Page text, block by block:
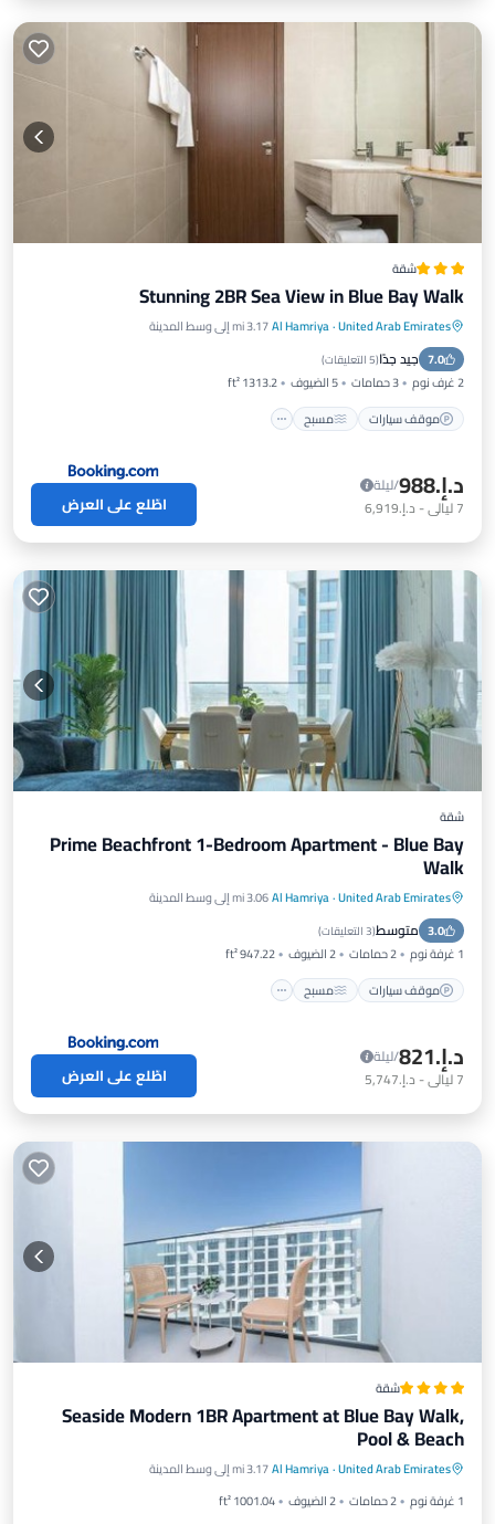
شقة
Stunning 2BR Sea View in Blue Bay Walk
United Arab Emirates
·
Al Hamriya3.17 mi إلى وسط المدينة
7.0 جيد جدًا(5 التعليقات )
2 غرف نوم 3 حمامات 5 الضيوف
1313.2 ft²
موقف سيارات
مسبح
موقف سيارات مسبح
شرفة / تراس
مكيف هواء
د.إ.‏988
/ليلة
7ليالي- د.إ.‏6,919 اطّلع على العرض
شقة
Prime Beachfront 1-Bedroom Apartment - Blue Bay
Walk
United Arab Emirates
·
Al Hamriya3.06 mi إلى وسط المدينة
3.0 متوسط(3 التعليقات )
1 غرفة نوم 2 حمامات 2 الضيوف
947.22 ft²
موقف سيارات
مسبح
موقف سيارات مسبح
شرفة / تراس
مكيف هواء
د.إ.‏821
/ليلة
7ليالي- د.إ.‏5,747 اطّلع على العرض
شقة
Seaside Modern 1BR Apartment at Blue Bay Walk,
Pool & Beach
United Arab Emirates
·
Al Hamriya3.17 mi إلى وسط المدينة
1 غرفة نوم
2 حمامات 2 الضيوف
1001.04 ft²
موقف سيارات
مكيف هواء